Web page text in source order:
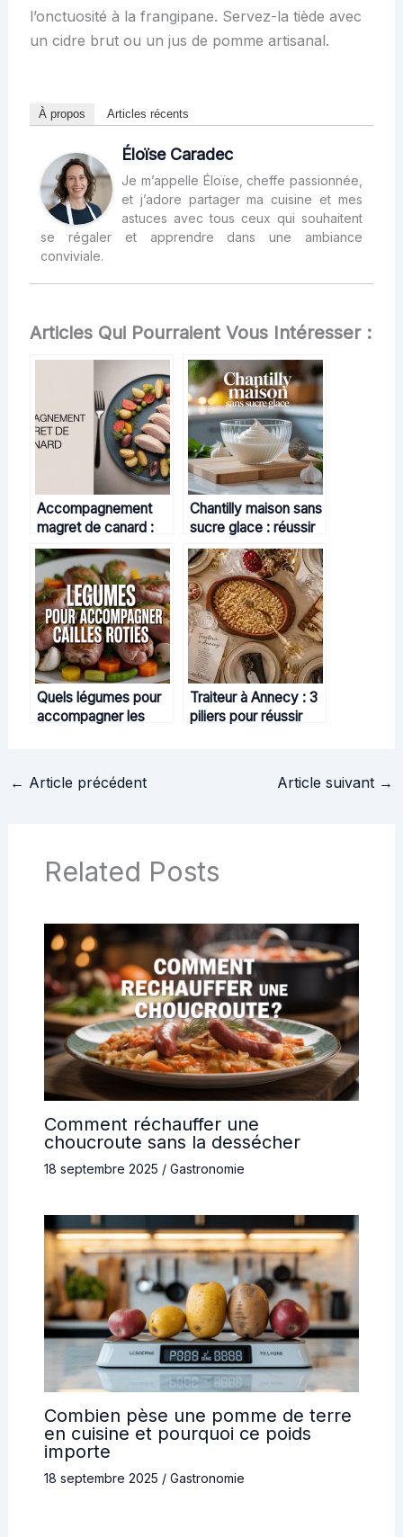
l’onctuosité à la frangipane. Servez-la tiède avec
un cidre brut ou un jus de pomme artisanal.
À propos Articles récents
Éloïse Caradec
Je m’appelle Éloïse, cheffe passionnée,
et j’adore partager ma cuisine et mes
astuces avec tous ceux qui souhaitent
se régaler et apprendre dans une ambiance
conviviale.
Articles Qui Pourraient Vous Intéresser :
Accompagnement
magret de canard :
idées, conseils et
accords gourmands
Chantilly maison sans
sucre glace : réussir
une crème légère et
onctueuse
Quels légumes pour
accompagner les
conseils d’accord
Traiteur à Annecy : 3
piliers pour réussir
← Article précédent Article suivant →
Related Posts
Comment réchauffer une
choucroute sans la dessécher
18 septembre 2025 / Gastronomie
Combien pèse une pomme de terre
en cuisine et pourquoi ce poids
importe
18 septembre 2025 / Gastronomie